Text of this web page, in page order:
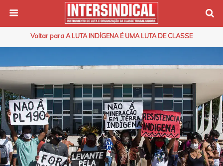
Voltar para A LUTA INDÍGENA É UMA LUTA DE CLASSE